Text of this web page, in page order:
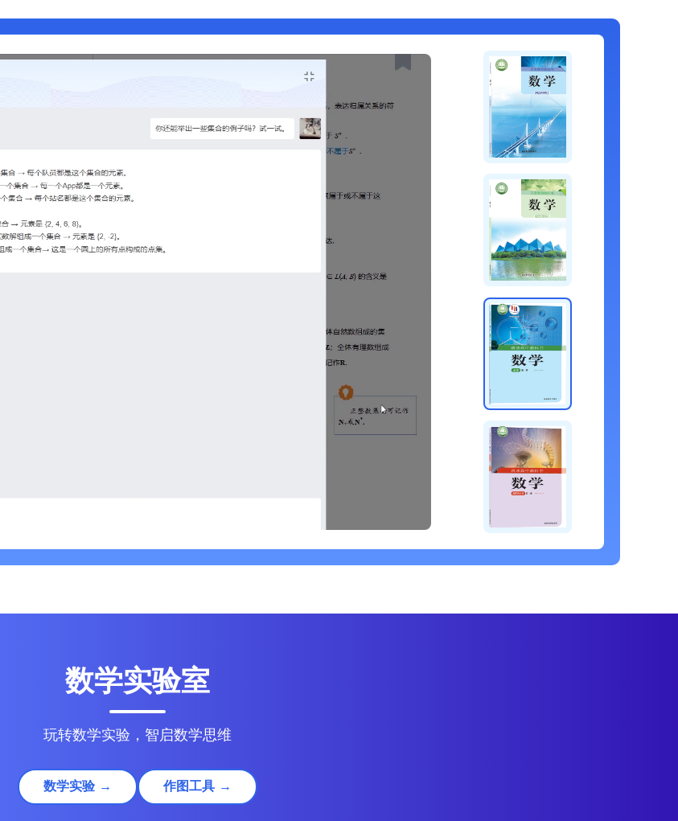
数学实验室
玩转数学实验，智启数学思维
数学实验 → 作图工具 →